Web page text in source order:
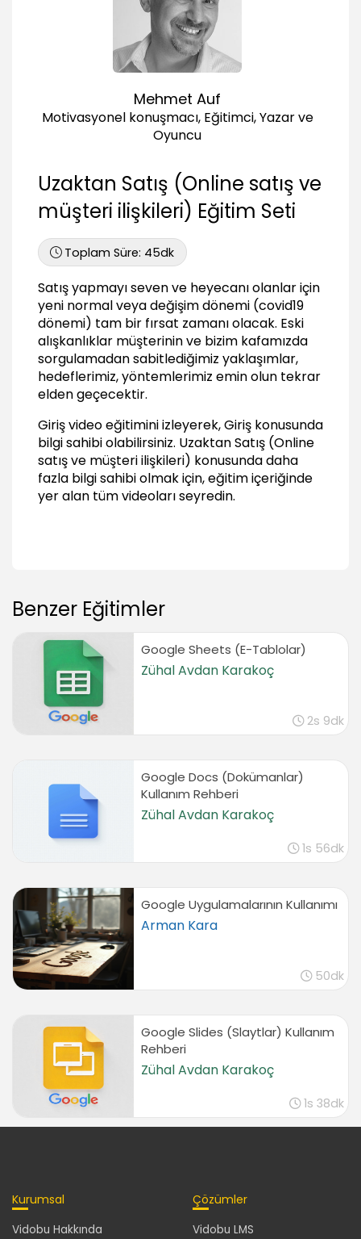
Mehmet Auf
Motivasyonel konuşmacı, Eğitimci, Yazar ve
Oyuncu
Uzaktan Satış (Online satış ve
müşteri ilişkileri) Eğitim Seti
Toplam Süre: 45dk
Satış yapmayı seven ve heyecanı olanlar için
yeni normal veya değişim dönemi (covid19
dönemi) tam bir fırsat zamanı olacak. Eski
alışkanlıklar müşterinin ve bizim kafamızda
sorgulamadan sabitlediğimiz yaklaşımlar,
hedeflerimiz, yöntemlerimiz emin olun tekrar
elden geçecektir.
Giriş video eğitimini izleyerek, Giriş konusunda
bilgi sahibi olabilirsiniz. Uzaktan Satış (Online
satış ve müşteri ilişkileri) konusunda daha
fazla bilgi sahibi olmak için, eğitim içeriğinde
yer alan tüm videoları seyredin.
Benzer Eğitimler
Google Sheets (E-Tablolar)
Zühal Avdan Karakoç
2s 9dk
Google Docs (Dokümanlar)
Kullanım Rehberi
Zühal Avdan Karakoç
1s 56dk
Google Uygulamalarının Kullanımı
Arman Kara
50dk
Google Slides (Slaytlar) Kullanım
Rehberi
Zühal Avdan Karakoç
1s 38dk
Kurumsal
Vidobu Hakkında
Çözümler
Vidobu LMS